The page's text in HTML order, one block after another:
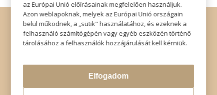
© Copyright - Szabó Imre Hair & Beauty
Impresszum| Adatkezelési tájékoztató Elállás
az Európai Unió előírásainak megfelelően használjuk.
Azon weblapoknak, melyek az Európai Unió országain
belül működnek, a „sütik" használatához, és ezeknek a
felhasználó számítógépén vagy egyéb eszközén történő
tárolásához a felhasználók hozzájárulását kell kérniük.
Elfogadom